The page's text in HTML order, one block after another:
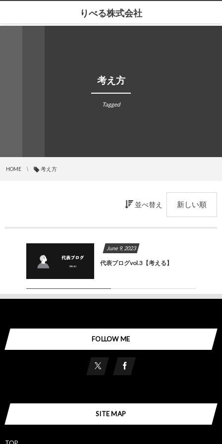
りべる株式会社
考え方
Tagged
HOME 考え方
並べ替え
June 9,2023
代表ブログvol.3【考える】
FOLLOW ME
SITE MAP